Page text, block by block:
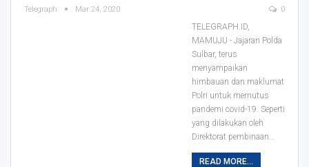
Telegraph Mar 24, 2020 0
TELEGRAPH.ID,
MAMUJU - Jajaran Polda
Sulbar, terus
menyampaikan
himbauan dan maklumat
Polri untuk memutus
pandemi covid-19. Seperti
yang dilakukan oleh
Direktorat pembinaan…
READ MORE...